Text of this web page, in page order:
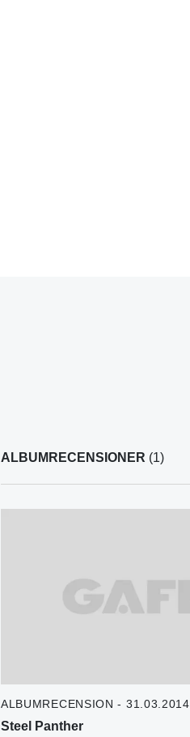
ALBUMRECENSIONER (1)
ALBUMRECENSION - 31.03.2014
Steel Panther